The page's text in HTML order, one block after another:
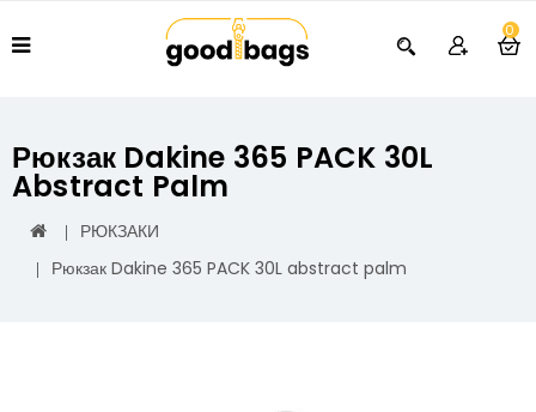
0
Рюкзак Dakine 365 PACK 30L
Abstract Palm
РЮКЗАКИ
Рюкзак Dakine 365 PACK 30L abstract palm